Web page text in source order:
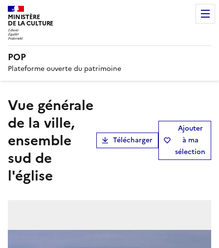
MINISTÈRE
DE LA CULTURE
POP
Plateforme ouverte du patrimoine
Vue générale
de la ville,
ensemble
sud de
l'église
Télécharger
Ajouter
à ma
sélection